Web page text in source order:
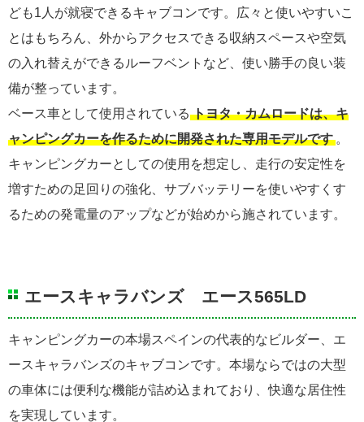
ども1人が就寝できるキャブコンです。広々と使いやすいこ
とはもちろん、外からアクセスできる収納スペースや空気
の入れ替えができるルーフベントなど、使い勝手の良い装
備が整っています。
ベース車として使用されている トヨタ・カムロードは、キ
ャンピングカーを作るために開発された専用モデルです 。
キャンピングカーとしての使用を想定し、走行の安定性を
増すための足回りの強化、サブバッテリーを使いやすくす
るための発電量のアップなどが始めから施されています。
エースキャラバンズ エース565LD
キャンピングカーの本場スペインの代表的なビルダー、エ
ースキャラバンズのキャブコンです。本場ならではの大型
の車体には便利な機能が詰め込まれており、快適な居住性
を実現しています。